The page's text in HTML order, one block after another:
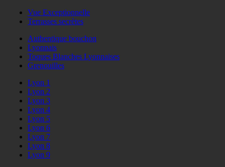
Vue Exceptionnelle
Terrasses secrètes
Authentique bouchon
Lyonnais
Toques Blanches Lyonnaises
Grenouilles
Lyon 1
Lyon 2
Lyon 3
Lyon 4
Lyon 5
Lyon 6
Lyon 7
Lyon 8
Lyon 9